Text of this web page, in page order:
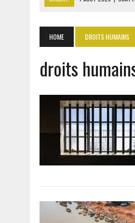
7 AOÛT 2026 | LE PREMIER
7 AOÛT 2026
| GAZ GTA :
HOME DROITS HUMAINS
droits